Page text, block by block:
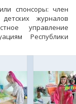
спонсоры: член
журналов
управление
Республики